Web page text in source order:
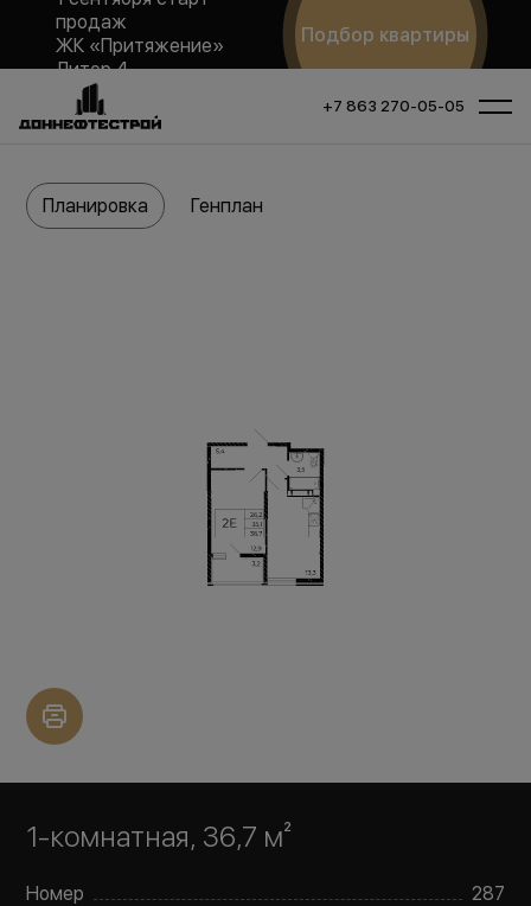
продаж
ЖК «Притяжение»
Литер 4
Подбор квартиры
+7 863 270-05-05
1-комнатная, 36,7 м²
Номер
287
Планировка Генплан